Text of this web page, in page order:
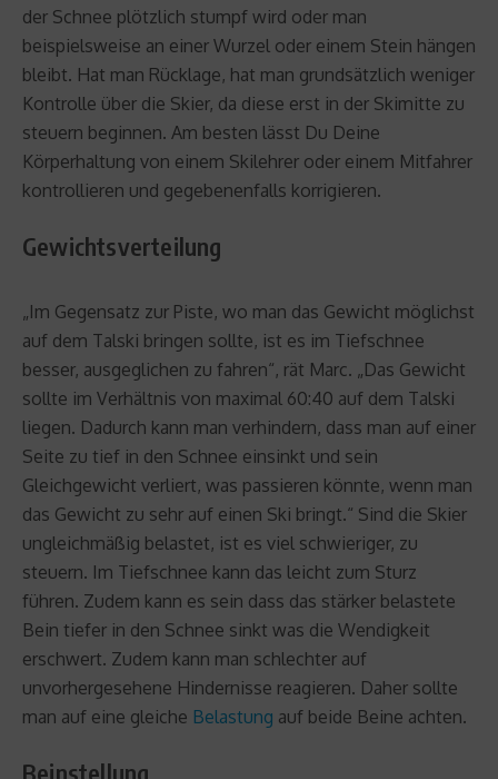
der Schnee plötzlich stumpf wird oder man
beispielsweise an einer Wurzel oder einem Stein hängen
bleibt. Hat man Rücklage, hat man grundsätzlich weniger
Kontrolle über die Skier, da diese erst in der Skimitte zu
steuern beginnen. Am besten lässt Du Deine
Körperhaltung von einem Skilehrer oder einem Mitfahrer
kontrollieren und gegebenenfalls korrigieren.
Gewichtsverteilung
„Im Gegensatz zur Piste, wo man das Gewicht möglichst
auf dem Talski bringen sollte, ist es im Tiefschnee
besser, ausgeglichen zu fahren“, rät Marc. „Das Gewicht
sollte im Verhältnis von maximal 60:40 auf dem Talski
liegen. Dadurch kann man verhindern, dass man auf einer
Seite zu tief in den Schnee einsinkt und sein
Gleichgewicht verliert, was passieren könnte, wenn man
das Gewicht zu sehr auf einen Ski bringt.“ Sind die Skier
ungleichmäßig belastet, ist es viel schwieriger, zu
steuern. Im Tiefschnee kann das leicht zum Sturz
führen. Zudem kann es sein dass das stärker belastete
Bein tiefer in den Schnee sinkt was die Wendigkeit
erschwert. Zudem kann man schlechter auf
unvorhergesehene Hindernisse reagieren. Daher sollte
man auf eine gleiche Belastung auf beide Beine achten.
Beinstellung